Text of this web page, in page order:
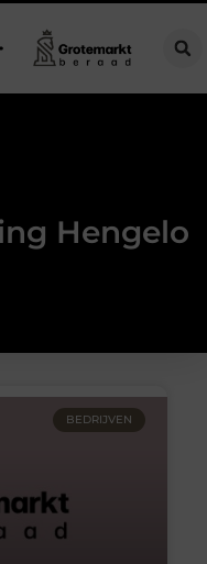
keuzes
Hengelo
BEDRIJVEN